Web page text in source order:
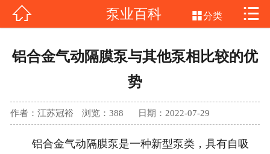
网站首页
产品中心
 泵业百科 分类 
铝合金气动隔膜泵与其他泵相比较的优
势
作者：江苏冠裕 浏览： 388 日期：2022-07-29
铝合金气动隔膜泵是一种新型泵类，具有自吸